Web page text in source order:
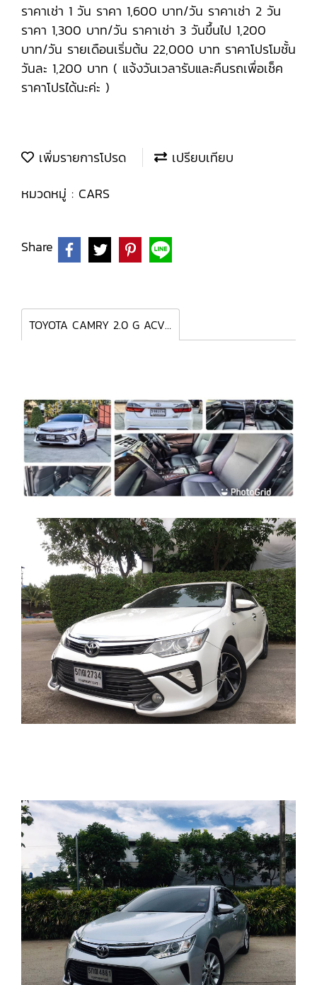
ราคาเช่า 1 วัน ราคา 1,600 บาท/วัน ราคาเช่า 2 วัน
ราคา 1,300 บาท/วัน ราคาเช่า 3 วันขึ้นไป 1,200
บาท/วัน รายเดือนเริ่มต้น 22,000 บาท ราคาโปรโมชั้น
วันละ 1,200 บาท ( แจ้งวันเวลารับและคืนรถเพื่อเช็ค
ราคาโปรได้นะค่ะ )
เพิ่มรายการโปรด
เปรียบเทียบ
หมวดหมู่ : CARS
Share
TOYOTA CAMRY 2.0 G ACV 50